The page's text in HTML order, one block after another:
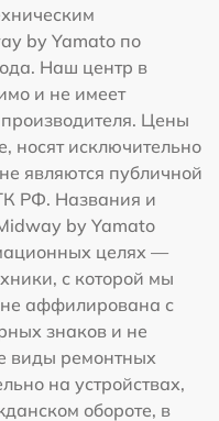
by Yamato по
Наш центр в
и не имеет
Цены
носят исключительно
являются публичной
РФ. Названия и
by Yamato
целях —
с которой мы
аффилирована с
знаков и не
виды ремонтных
на устройствах,
обороте, в